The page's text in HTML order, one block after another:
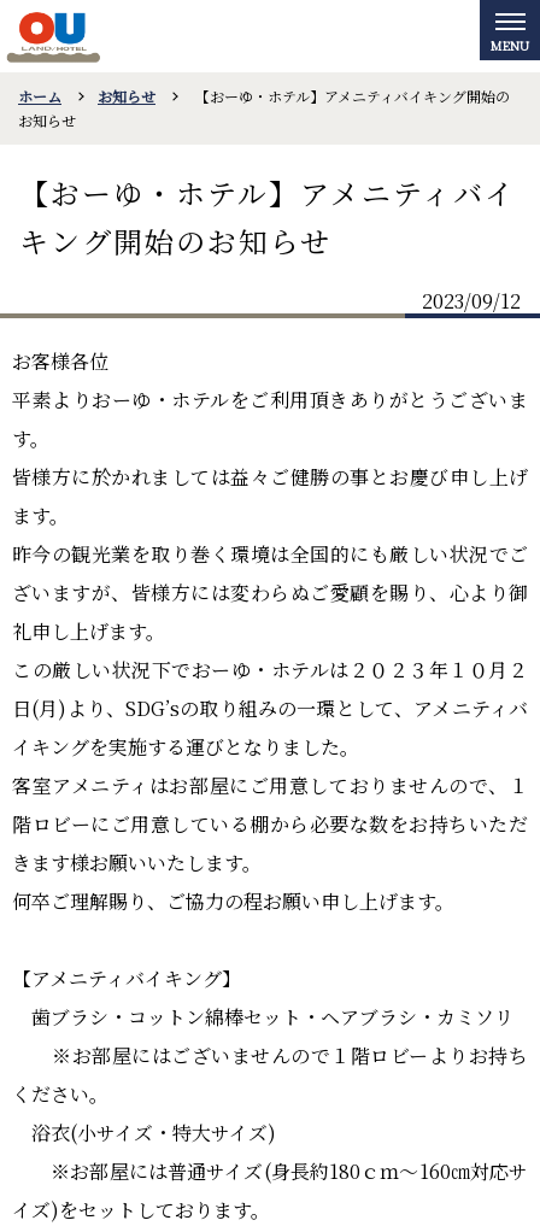
おーゆ・ランド
0859-31-2666
call0859-31-3333
ホーム お知らせ
【おーゆ・ホテル】アメニティバイキング開始の
お知らせ
【おーゆ・ホテル】アメニティバイ
キング開始のお知らせ
2023/09/12
お客様各位
平素よりおーゆ・ホテルをご利用頂きありがとうございま
す。
皆様方に於かれましては益々ご健勝の事とお慶び申し上げ
ます。
昨今の観光業を取り巻く環境は全国的にも厳しい状況でご
ざいますが、皆様方には変わらぬご愛顧を賜り、心より御
礼申し上げます。
この厳しい状況下でおーゆ・ホテルは２０２３年１０月２
日(月)より、SDG’sの取り組みの一環として、アメニティバ
イキングを実施する運びとなりました。
客室アメニティはお部屋にご用意しておりませんので、１
階ロビーにご用意している棚から必要な数をお持ちいただ
きます様お願いいたします。
何卒ご理解賜り、ご協力の程お願い申し上げます。
【アメニティバイキング】
歯ブラシ・コットン綿棒セット・ヘアブラシ・カミソリ
※お部屋にはございませんので１階ロビーよりお持ち
ください。
浴衣(小サイズ・特大サイズ)
※お部屋には普通サイズ(身長約180ｃｍ～160㎝対応サ
イズ)をセットしております。